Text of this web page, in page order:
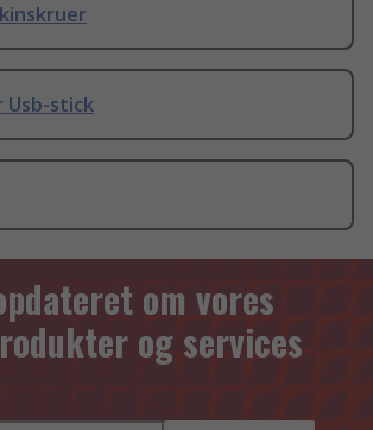
Usb-stick
om vores
og services